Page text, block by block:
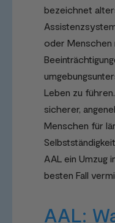
bezeichnet
oder
Leben zu
sicherer,
Menschen für
AAL ein Umzug
besten Fall
AAL: